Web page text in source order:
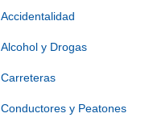
Accidentalidad
Alcohol y Drogas
Carreteras
Conductores y Peatones